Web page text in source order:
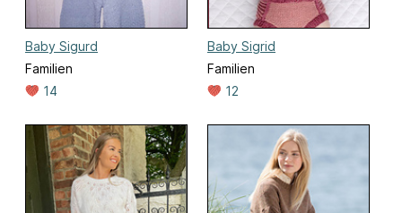
Baby Sigurd
Familien
14
Baby Sigrid
Familien
12